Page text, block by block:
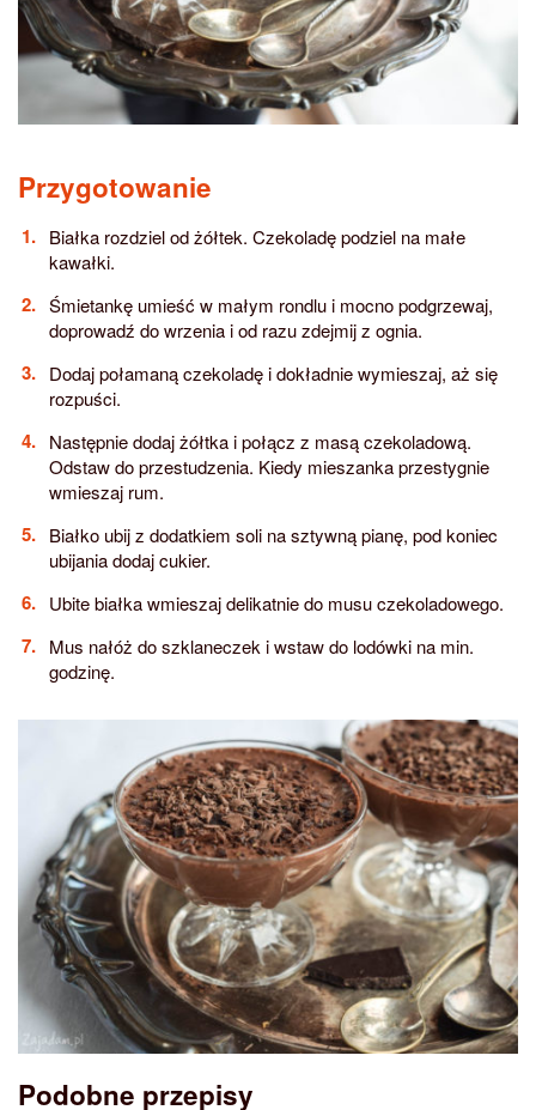
Przygotowanie
Białka rozdziel od żółtek. Czekoladę podziel na małe
kawałki.
Śmietankę umieść w małym rondlu i mocno podgrzewaj,
doprowadź do wrzenia i od razu zdejmij z ognia.
Dodaj połamaną czekoladę i dokładnie wymieszaj, aż się
rozpuści.
Następnie dodaj żółtka i połącz z masą czekoladową.
Odstaw do przestudzenia. Kiedy mieszanka przestygnie
wmieszaj rum.
Białko ubij z dodatkiem soli na sztywną pianę, pod koniec
ubijania dodaj cukier.
Ubite białka wmieszaj delikatnie do musu czekoladowego.
Mus nałóż do szklaneczek i wstaw do lodówki na min.
godzinę.
Podobne przepisy